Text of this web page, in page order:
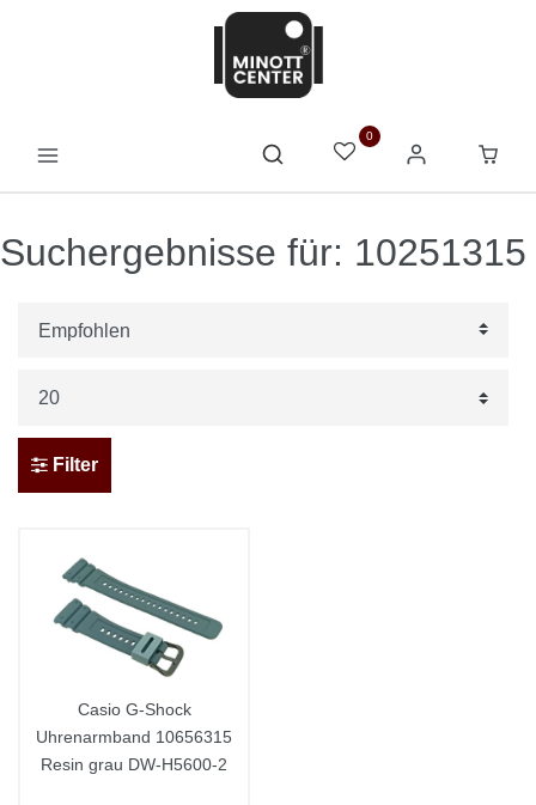
0
Suchergebnisse für: 10251315
Filter
Casio G-Shock
Uhrenarmband 10656315
Resin grau DW-H5600-2